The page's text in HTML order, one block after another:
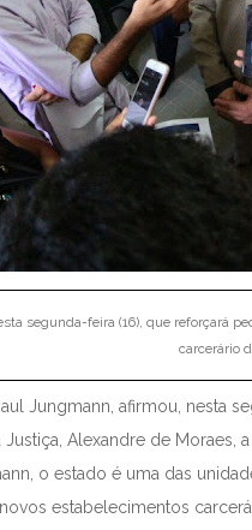
segunda-feira (16), que reforçará
carcerário
Jungmann, afirmou, nesta
Alexandre de Moraes,
o estado é uma das
estabelecimentos